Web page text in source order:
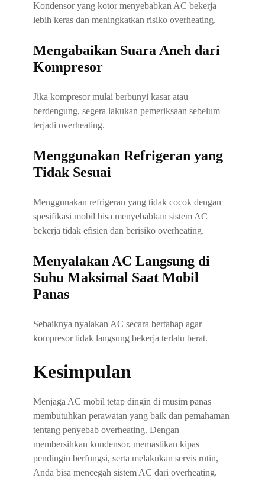
Kondensor yang kotor menyebabkan AC bekerja
lebih keras dan meningkatkan risiko overheating.
Mengabaikan Suara Aneh dari
Kompresor
Jika kompresor mulai berbunyi kasar atau
berdengung, segera lakukan pemeriksaan sebelum
terjadi overheating.
Menggunakan Refrigeran yang
Tidak Sesuai
Menggunakan refrigeran yang tidak cocok dengan
spesifikasi mobil bisa menyebabkan sistem AC
bekerja tidak efisien dan berisiko overheating.
Menyalakan AC Langsung di
Suhu Maksimal Saat Mobil
Panas
Sebaiknya nyalakan AC secara bertahap agar
kompresor tidak langsung bekerja terlalu berat.
Kesimpulan
Menjaga AC mobil tetap dingin di musim panas
membutuhkan perawatan yang baik dan pemahaman
tentang penyebab overheating. Dengan
membersihkan kondensor, memastikan kipas
pendingin berfungsi, serta melakukan servis rutin,
Anda bisa mencegah sistem AC dari overheating.